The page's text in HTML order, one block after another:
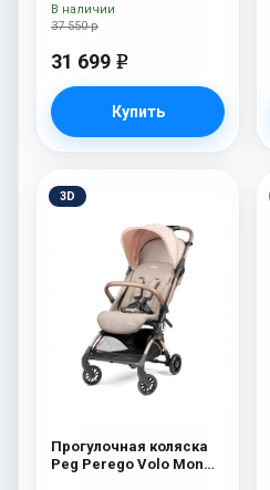
37 550 р
31 699 e
Купить
В наличии
3D
Прогулочная коляска
Peg Perego Volo Mon